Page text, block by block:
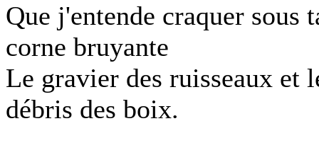
Que j'entende craquer sous
corne bruyante
Le gravier des ruisseaux et
débris des boix.